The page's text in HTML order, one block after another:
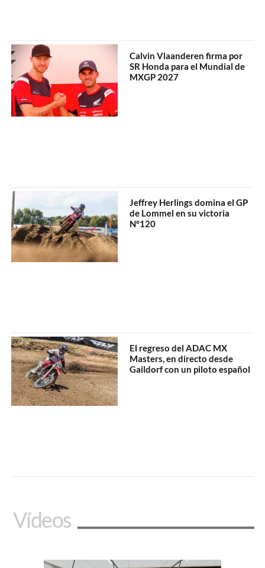
Calvin Vlaanderen firma por
SR Honda para el Mundial de
MXGP 2027
Jeffrey Herlings domina el GP
de Lommel en su victoria
N°120
El regreso del ADAC MX
Masters, en directo desde
Gaildorf con un piloto español
Vídeos